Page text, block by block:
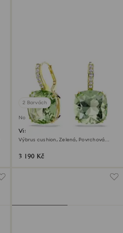
2 Barvách
Novinka
Visací náušnice Millenia
Výbrus cushion, Zelená, Povrchová
3 190 Kč